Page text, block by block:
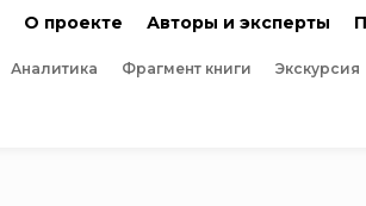
О проекте Авторы и эксперты
Аналитика Фрагмент книги Экскурсия